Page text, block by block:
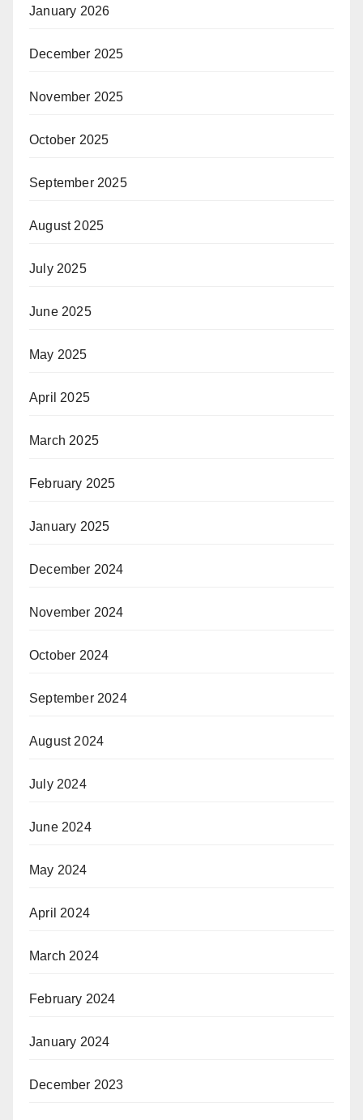
January 2026
December 2025
November 2025
October 2025
September 2025
August 2025
July 2025
June 2025
May 2025
April 2025
March 2025
February 2025
January 2025
December 2024
November 2024
October 2024
September 2024
August 2024
July 2024
June 2024
May 2024
April 2024
March 2024
February 2024
January 2024
December 2023